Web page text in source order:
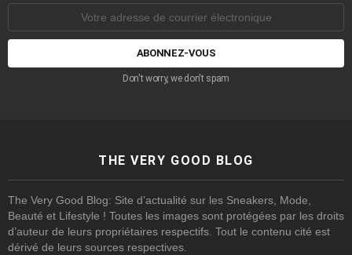
courrier
Don't worry, we don't spam
THE VERY GOOD BLOG
The Very Good Blog: Site d’actualité sur les Sneakers, Mode,
Beauté et Lifestyle ! Toutes les images sont protégées par les droits
d’auteur de leurs propriétaires respectifs. Tout le contenu cité est
dérivé de leurs sources respectives.